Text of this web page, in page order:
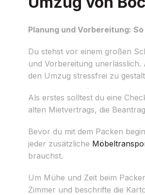
Planung und Vorbereitung:
Du stehst vor einem großen
und Vorbereitung unerlässlich.
den Umzug stressfrei zu
Als erstes solltest du eine
alten Mietvertrags, die
Bevor du mit dem Packen
jeder zusätzliche
brauchst.
Um Mühe und Zeit beim
Zimmer und beschrifte die